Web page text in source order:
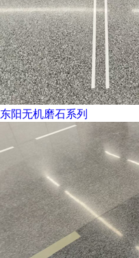
东阳无机磨石系列